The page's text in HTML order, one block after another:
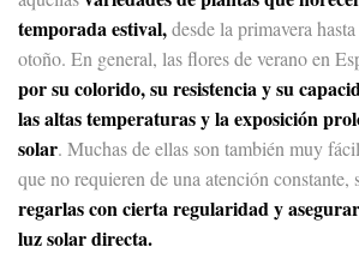
temporada estival,desde la primavera
otoño. En general, las flores de verano en
por su colorido, su resistencia y su
las altas temperaturas y la exposición
solar. Muchas de ellas son también muy
que no requieren de una atención constante,
regarlas con cierta regularidad y
luz solar directa.